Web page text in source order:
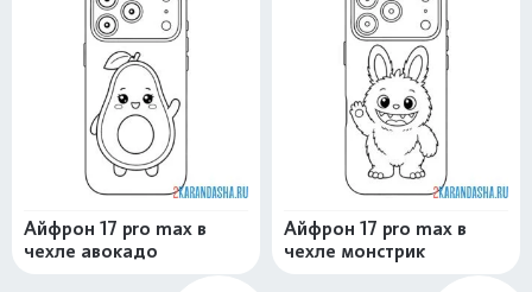
Айфрон 17 pro max в
чехле авокадо
Айфрон 17 pro max в
чехле монстрик